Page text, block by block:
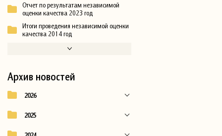
Отчет по результатам независимой
оценки качества 2023 год
Итоги проведения независимой оценки
качества 2014 год
Архив новостей
2026
2025